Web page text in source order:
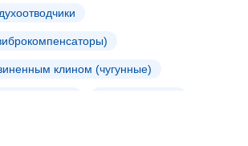
клином (чугунные)
краны